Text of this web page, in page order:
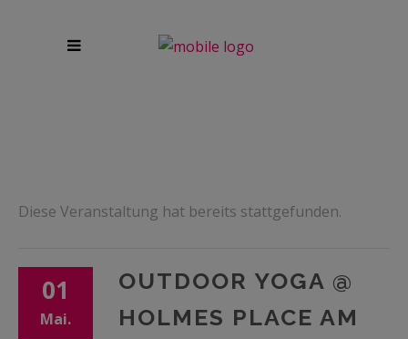
Diese Veranstaltung hat bereits stattgefunden.
01
Mai.
OUTDOOR YOGA @
HOLMES PLACE AM